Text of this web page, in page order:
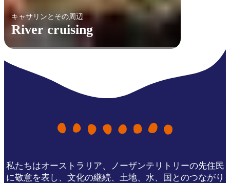
キャサリンとその周辺
River cruising
私たちはオーストラリア、ノーザンテリトリーの先住民
に敬意を表し、文化の継続、土地、水、国とのつながり